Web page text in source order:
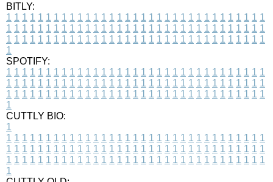
BITLY:
1 1 1 1 1 1 1 1 1 1 1 1 1 1 1 1 1 1 1 1 1 1 1 1 1 1 1 1 1 1 1 1 1
1 1 1 1 1 1 1 1 1 1 1 1 1 1 1 1 1 1 1 1 1 1 1 1 1 1 1 1 1 1 1 1 1
1 1 1 1 1 1 1 1 1 1 1 1 1 1 1 1 1 1 1 1 1 1 1 1 1 1 1 1 1 1 1 1 1
1
SPOTIFY:
1 1 1 1 1 1 1 1 1 1 1 1 1 1 1 1 1 1 1 1 1 1 1 1 1 1 1 1 1 1 1 1 1
1 1 1 1 1 1 1 1 1 1 1 1 1 1 1 1 1 1 1 1 1 1 1 1 1 1 1 1 1 1 1 1 1
1 1 1 1 1 1 1 1 1 1 1 1 1 1 1 1 1 1 1 1 1 1 1 1 1 1 1 1 1 1 1 1 1
1
CUTTLY BIO:
1
1 1 1 1 1 1 1 1 1 1 1 1 1 1 1 1 1 1 1 1 1 1 1 1 1 1 1 1 1 1 1 1 1
1 1 1 1 1 1 1 1 1 1 1 1 1 1 1 1 1 1 1 1 1 1 1 1 1 1 1 1 1 1 1 1 1
1 1 1 1 1 1 1 1 1 1 1 1 1 1 1 1 1 1 1 1 1 1 1 1 1 1 1 1 1 1 1 1 1
1